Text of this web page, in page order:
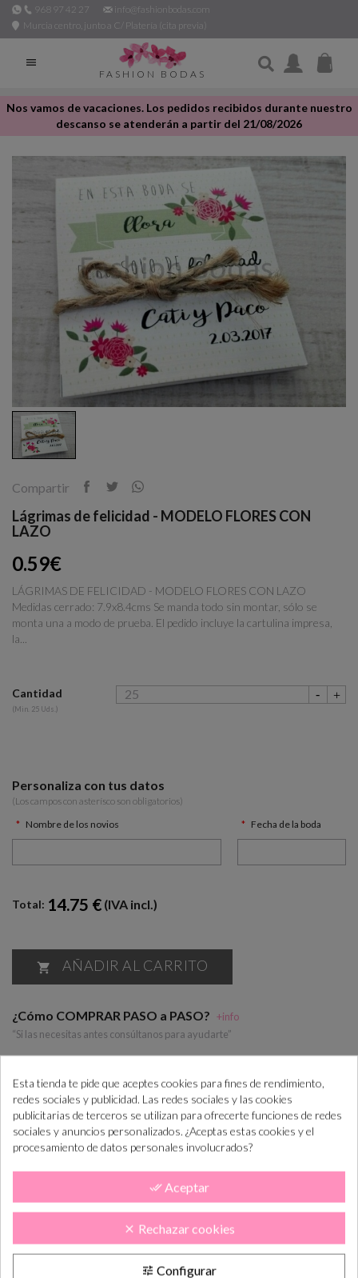
968 97 42 27
info@fashionbodas.com
Murcia centro, junto a C/ Platería (cita previa)

FASHION BODAS
Nos vamos de vacaciones. Los pedidos recibidos durante nuestro
descanso se atenderán a partir del 21/08/2026
Compartir
Lágrimas de felicidad - MODELO FLORES CON
LAZO
0.59€
LÁGRIMAS DE FELICIDAD - MODELO FLORES CON LAZO
Medidas cerrado: 7.9x8.4cms Se manda todo sin montar, sólo se
monta una a modo de prueba. El pedido incluye la cartulina impresa,
la...
Cantidad
(Min. 25 Uds.)
Personaliza con tus datos
(Los campos con asterísco son obligatorios)
Nombre de los novios
Fecha de la boda
Total: 14.75 € (IVA incl.)
 AÑADIR AL CARRITO
¿Cómo COMPRAR PASO a PASO? +info
“Si las necesitas antes consúltanos para ayudarte”
Realiza el pedido
En máx. 7 días
lab. te enviamos
el diseño
Confirma el
diseño
En máx. 14 días
lab. lo tendás en
casa
OPINIONES
LÁGRIMAS DE FELICIDAD - MODELO FLORES CON LAZO
Medidas cerrado: 7.9x8.4cms
Esta tienda te pide que aceptes cookies para fines de rendimiento,
redes sociales y publicidad. Las redes sociales y las cookies
publicitarias de terceros se utilizan para ofrecerte funciones de redes
sociales y anuncios personalizados. ¿Aceptas estas cookies y el
procesamiento de datos personales involucrados?
done_all Aceptar
clear Rechazar cookies
tune Configurar